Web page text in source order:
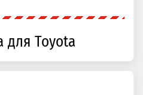
для Toyota